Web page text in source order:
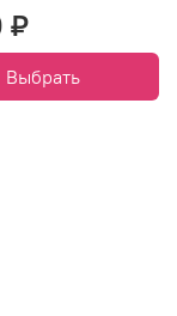
₽
Выбрать